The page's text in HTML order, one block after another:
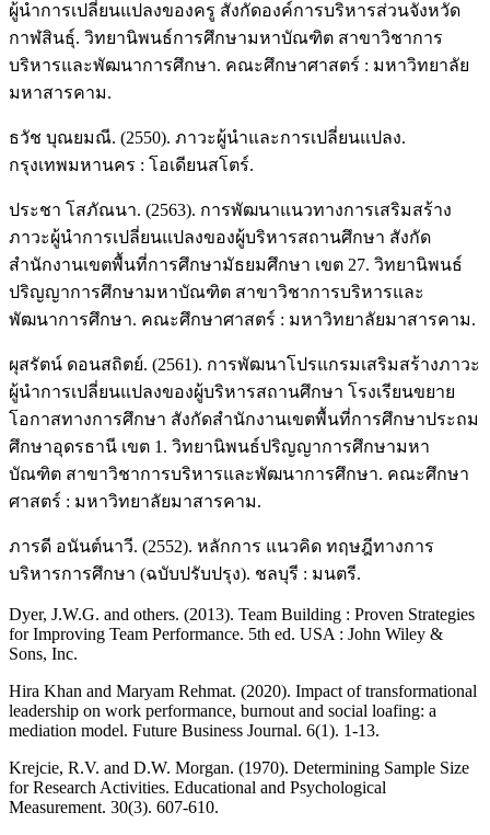
ผู้นำการเปลี่ยนแปลงของครู สังกัดองค์การบริหารส่วนจังหวัด
กาฬสินธุ์. วิทยานิพนธ์การศึกษามหาบัณฑิต สาขาวิชาการ
บริหารและพัฒนาการศึกษา. คณะศึกษาศาสตร์ : มหาวิทยาลัย
มหาสารคาม.
ธวัช บุณยมณี. (2550). ภาวะผู้นำและการเปลี่ยนแปลง.
กรุงเทพมหานคร : โอเดียนสโตร์.
ประชา โสภัณนา. (2563). การพัฒนาแนวทางการเสริมสร้าง
ภาวะผู้นำการเปลี่ยนแปลงของผู้บริหารสถานศึกษา สังกัด
สำนักงานเขตพื้นที่การศึกษามัธยมศึกษา เขต 27. วิทยานิพนธ์
ปริญญาการศึกษามหาบัณฑิต สาขาวิชาการบริหารและ
พัฒนาการศึกษา. คณะศึกษาศาสตร์ : มหาวิทยาลัยมาสารคาม.
ผุสรัตน์ ดอนสถิตย์. (2561). การพัฒนาโปรแกรมเสริมสร้างภาวะ
ผู้นำการเปลี่ยนแปลงของผู้บริหารสถานศึกษา โรงเรียนขยาย
โอกาสทางการศึกษา สังกัดสำนักงานเขตพื้นที่การศึกษาประถม
ศึกษาอุดรธานี เขต 1. วิทยานิพนธ์ปริญญาการศึกษามหา
บัณฑิต สาขาวิชาการบริหารและพัฒนาการศึกษา. คณะศึกษา
ศาสตร์ : มหาวิทยาลัยมาสารคาม.
ภารดี อนันต์นาวี. (2552). หลักการ แนวคิด ทฤษฎีทางการ
บริหารการศึกษา (ฉบับปรับปรุง). ชลบุรี : มนตรี.
Dyer, J.W.G. and others. (2013). Team Building : Proven Strategies
for Improving Team Performance. 5th ed. USA : John Wiley &
Sons, Inc.
Hira Khan and Maryam Rehmat. (2020). Impact of transformational
leadership on work performance, burnout and social loafing: a
mediation model. Future Business Journal. 6(1). 1-13.
Krejcie, R.V. and D.W. Morgan. (1970). Determining Sample Size
for Research Activities. Educational and Psychological
Measurement. 30(3). 607-610.